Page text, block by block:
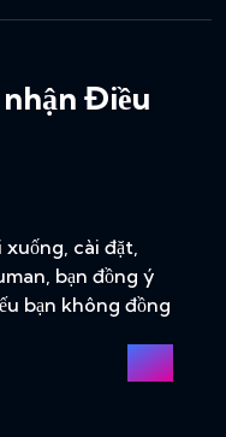
Điều
xuống, cài đặt,
bạn đồng ý
bạn không đồng